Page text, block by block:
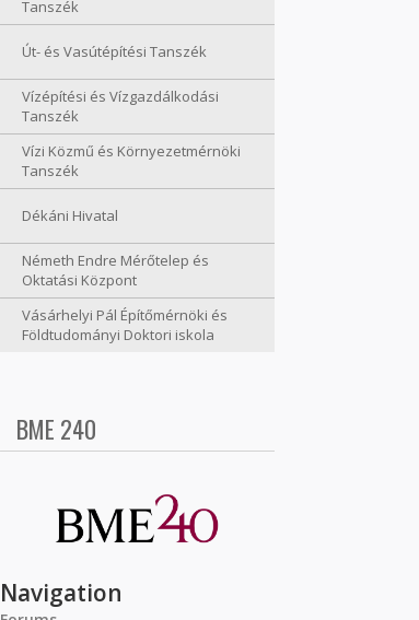
Tanszék
Út- és Vasútépítési Tanszék
Vízépítési és Vízgazdálkodási
Tanszék
Vízi Közmű és Környezetmérnöki
Tanszék
Dékáni Hivatal
Németh Endre Mérőtelep és
Oktatási Központ
Vásárhelyi Pál Építőmérnöki és
Földtudományi Doktori iskola
BME 240
Navigation